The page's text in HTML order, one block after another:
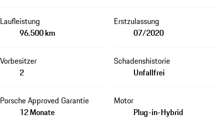
Laufleistung
96.500 km
Erstzulassung
07/2020
Vorbesitzer
2
Schadenshistorie
Unfallfrei
Porsche Approved Garantie
12 Monate
Motor
Plug-in-Hybrid